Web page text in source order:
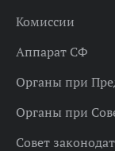
Комиссии
Аппарат СФ
Органы при
Органы при
Совет